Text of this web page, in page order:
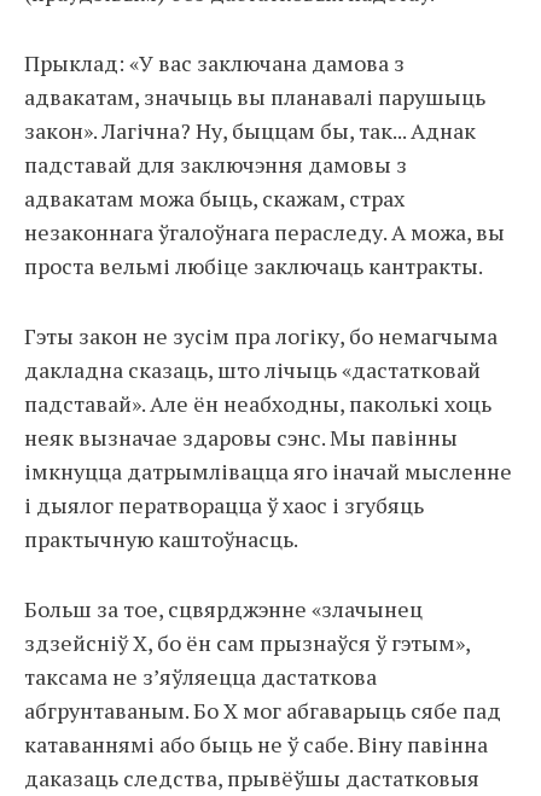
Прыклад: «У вас заключана дамова з
адвакатам, значыць вы планавалі парушыць
закон». Лагічна? Ну, быццам бы, так... Аднак
падставай для заключэння дамовы з
адвакатам можа быць, скажам, страх
незаконнага ўгалоўнага пераследу. А можа, вы
проста вельмі любіце заключаць кантракты.
Гэты закон не зусім пра логіку, бо немагчыма
дакладна сказаць, што лічыць «дастатковай
падставай». Але ён неабходны, паколькі хоць
неяк вызначае здаровы сэнс. Мы павінны
імкнуцца датрымлівацца яго іначай мысленне
і дыялог ператворацца ў хаос і згубяць
практычную каштоўнасць.
Больш за тое, сцвярджэнне «злачынец
здзейсніў Х, бо ён сам прызнаўся ў гэтым»,
таксама не з’яўляецца дастаткова
абгрунтаваным. Бо Х мог абгаварыць сябе пад
катаваннямі або быць не ў сабе. Віну павінна
даказаць следства, прывёўшы дастатковыя